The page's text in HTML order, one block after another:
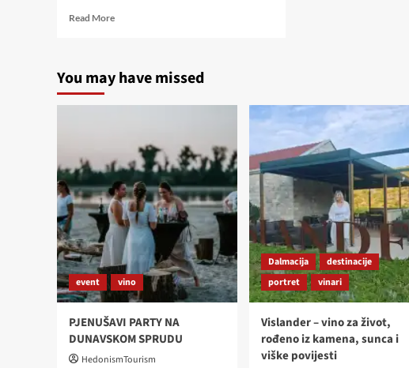
Read MoreRead
TOUR
VOJVODINI
SREMSKI
KARLOVCI,
MANASTIR
KRUŠEDOL
I
FRUŠKE
TERME
You may have missed
event vino
PJENUŠAVI PARTY NA
DUNAVSKOM SPRUDU
HedonismTourism
Dalmacija
destinacije
portret
vinari
Vislander – vino za život,
rođeno iz kamena, sunca i
viške povijesti